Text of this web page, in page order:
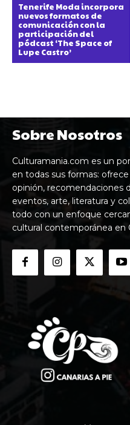
Tenerife Moda incorpora
nuevos formatos de
comunicación con la
participación del
pódcast ‘The Space of
Lupe Castro’
Sobre Nosotros
Culturamania.com es un
en todas sus formas:
opinión, recomendaciones
eventos, arte, literatura y
todo con un enfoque
cultural contemporánea en